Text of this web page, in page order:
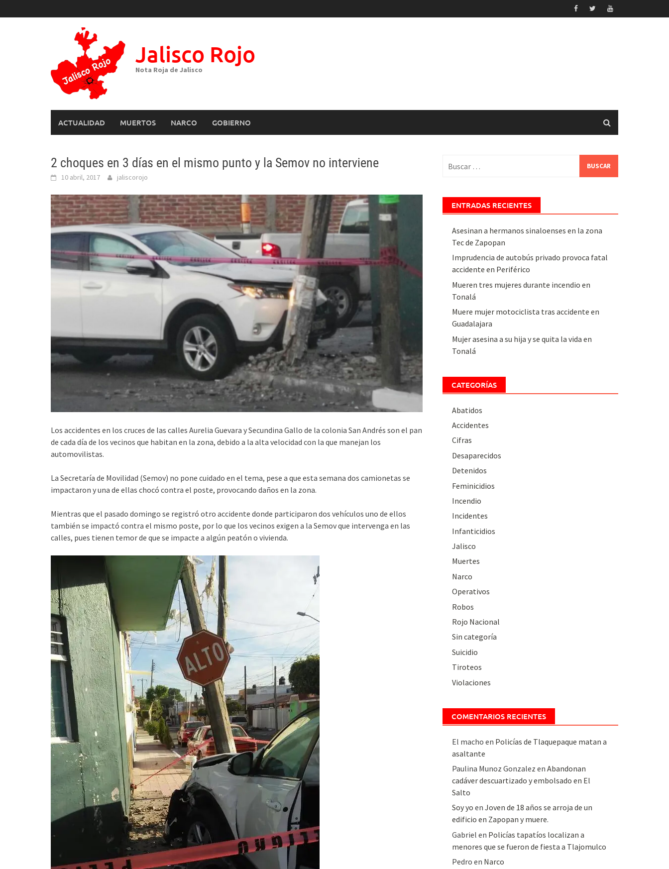
to
Jalisco Rojo
Nota Roja de Jalisco
ACTUALIDAD MUERTOS NARCO GOBIERNO
2 choques en 3 días en el mismo punto y la Semov no interviene
10 abril, 2017 jaliscorojo
Los accidentes en los cruces de las calles Aurelia Guevara y Secundina Gallo de la colonia San Andrés son el pan
de cada día de los vecinos que habitan en la zona, debido a la alta velocidad con la que manejan los
automovilistas.
La Secretaría de Movilidad (Semov) no pone cuidado en el tema, pese a que esta semana dos camionetas se
impactaron y una de ellas chocó contra el poste, provocando daños en la zona.
Mientras que el pasado domingo se registró otro accidente donde participaron dos vehículos uno de ellos
también se impactó contra el mismo poste, por lo que los vecinos exigen a la Semov que intervenga en las
calles, pues tienen temor de que se impacte a algún peatón o vivienda.
ENTRADAS RECIENTES
Asesinan a hermanos sinaloenses en la zona
Tec de Zapopan
Imprudencia de autobús privado provoca fatal
accidente en Periférico
Mueren tres mujeres durante incendio en
Tonalá
Muere mujer motociclista tras accidente en
Guadalajara
Mujer asesina a su hija y se quita la vida en
Tonalá
CATEGORÍAS
Abatidos
Accidentes
Cifras
Desaparecidos
Detenidos
Feminicidios
Incendio
Incidentes
Infanticidios
Jalisco
Muertes
Narco
Operativos
Robos
Rojo Nacional
Sin categoría
Suicidio
Tiroteos
Violaciones
COMENTARIOS RECIENTES
El macho en Policías de Tlaquepaque matan a
asaltante
Paulina Munoz Gonzalez en Abandonan
cadáver descuartizado y embolsado en El
Salto
Soy yo en Joven de 18 años se arroja de un
edificio en Zapopan y muere.
Gabriel en Policías tapatíos localizan a
menores que se fueron de fiesta a Tlajomulco
Pedro en Narco